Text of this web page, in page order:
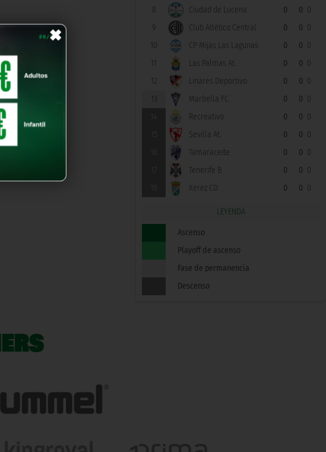
×
8
Ciudad de Lucena 0 0 0
9
Club Atlético Central 0 0 0
10
CP Mijas Las Lagunas 0 0 0
11
Las Palmas At. 0 0 0
12
Linares Deportivo 0 0 0
13
Marbella FC 0 0 0
Recreativo 0 0 0
Sevilla At. 0 0 0
Tamaraceite 0 0 0
Tenerife B 0 0 0
Xerez CD 0 0 0
LEYENDA
Ascenso
Playoff de ascenso
Fase de permanencia
Descenso